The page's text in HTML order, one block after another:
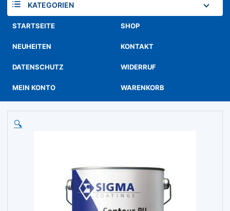
KATEGORIEN
STARTSEITE SHOP
NEUHEITEN KONTAKT
DATENSCHUTZ WIDERRUF
MEIN KONTO WARENKORB
🔍